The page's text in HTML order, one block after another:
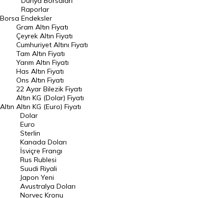
Dünya Borsaları
Raporlar
Endeksler
DÖVİZ
Döviz Kuru
Dolar Kuru
Euro Kuru
Pound Kuru
Frank Kuru
Riyal Kuru
Avustralya Doları
Danimarka Kronu Kuru
Borsa
Raporlar
Endeksler
Altın
Gram Altın Fiyatı
Çeyrek Altın Fiyatı
Cumhuriyet Altını Fiyatı
Tam Altın Fiyatı
Yarım Altın Fiyatı
Has Altın Fiyatı
Ons Altın Fiyatı
22 Ayar Bilezik Fiyatı
Altın KG (Dolar) Fiyatı
Altın KG (Euro) Fiyatı
Dolar
Euro
Sterlin
Kanada Doları
İsviçre Frangı
Rus Rublesi
Suudi Riyali
Japon Yeni
Avustralya Doları
Norveç Kronu